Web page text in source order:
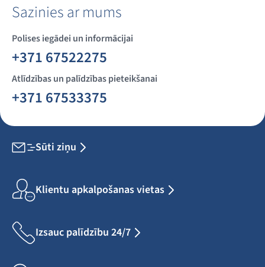
Sazinies ar mums
Polises iegādei un informācijai
+371 67522275
Atlīdzības un palīdzības pieteikšanai
+371 67533375
Sūti ziņu
Klientu apkalpošanas vietas
Izsauc palīdzību 24/7